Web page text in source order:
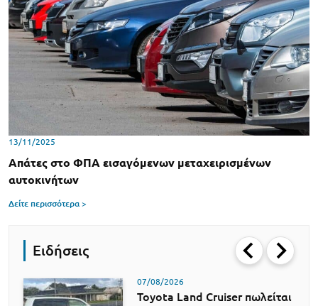
13/11/2025
Απάτες στο ΦΠΑ εισαγόμενων μεταχειρισμένων
αυτοκινήτων
Δείτε περισσότερα >
Ειδήσεις
07/08/2026
Toyota Land Cruiser πωλείται